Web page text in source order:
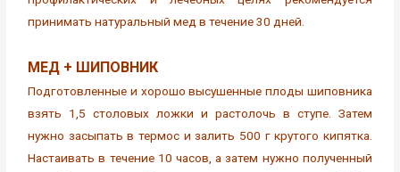
принимать натуральный мед в течение 30 дней.
МЕД + ШИПОВНИК
Подготовленные и хорошо высушенные плоды шиповника
взять 1,5 столовых ложки и растолочь в ступе. Затем
нужно засыпать в термос и залить 500 г крутого кипятка.
Настаивать в течение 10 часов, а затем нужно полученный